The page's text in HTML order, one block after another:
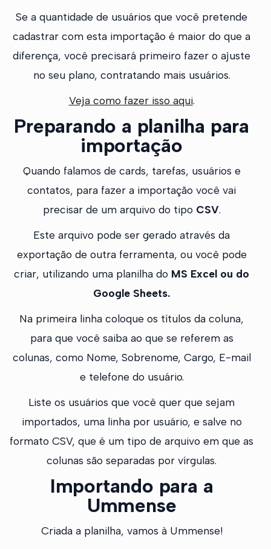
Se a quantidade de usuários que você pretende
cadastrar com esta importação é maior do que a
diferença, você precisará primeiro fazer o ajuste
no seu plano, contratando mais usuários.
Veja como fazer isso aqui.
Preparando a planilha para
importação
Quando falamos de cards, tarefas, usuários e
contatos, para fazer a importação você vai
precisar de um arquivo do tipo CSV.
Este arquivo pode ser gerado através da
exportação de outra ferramenta, ou você pode
criar, utilizando uma planilha do MS Excel ou do
Google Sheets.
Na primeira linha coloque os títulos da coluna,
para que você saiba ao que se referem as
colunas, como Nome, Sobrenome, Cargo, E-mail
e telefone do usuário.
Liste os usuários que você quer que sejam
importados, uma linha por usuário, e salve no
formato CSV, que é um tipo de arquivo em que as
colunas são separadas por vírgulas.
Importando para a
Ummense
Criada a planilha, vamos à Ummense!